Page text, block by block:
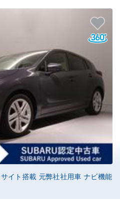
イト搭載 元弊社社用車 ナビ機能